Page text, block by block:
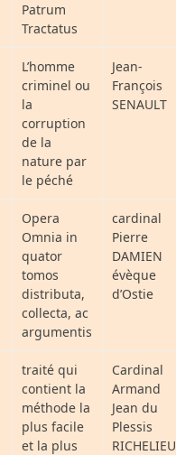
Patrum
Tractatus
L’homme
criminel ou
la
corruption
de la
nature par
le péché
Jean-
François
SENAULT
Opera
Omnia in
quator
tomos
distributa,
collecta, ac
argumentis
cardinal
Pierre
DAMIEN
évèque
d’Ostie
traité qui
contient la
méthode la
plus facile
et la plus
Cardinal
Armand
Jean du
Plessis
RICHELIEU